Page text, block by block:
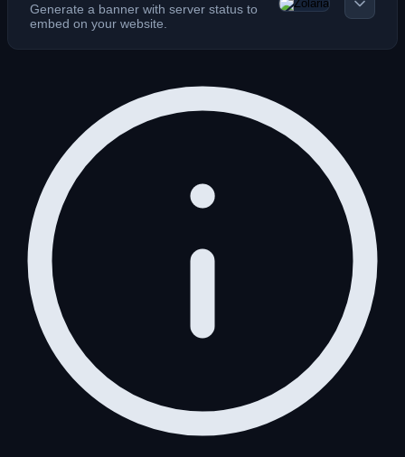
Generate a banner with server status to
embed on your website.